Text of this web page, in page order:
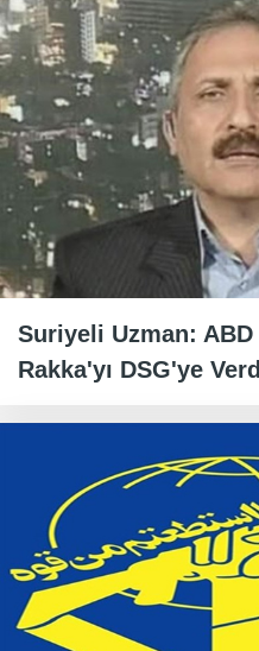
Suriyeli Uzman:
Rakka'yı DSG'ye